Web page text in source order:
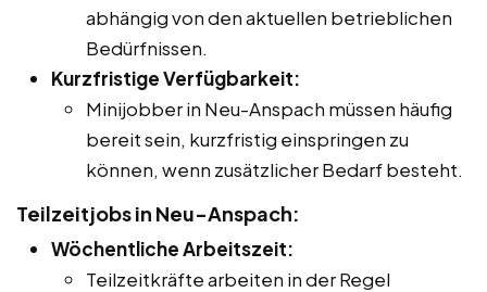
abhängig von den aktuellen betrieblichen
Bedürfnissen.
Kurzfristige Verfügbarkeit:
Minijobber in Neu-Anspach müssen häufig
bereit sein, kurzfristig einspringen zu
können, wenn zusätzlicher Bedarf besteht.
Teilzeitjobs in Neu-Anspach:
Wöchentliche Arbeitszeit:
Teilzeitkräfte arbeiten in der Regel